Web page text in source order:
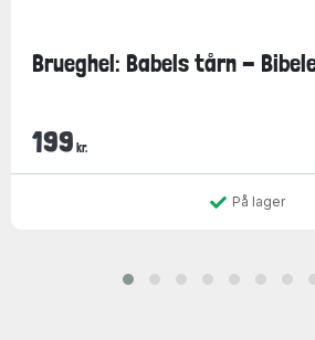
Brueghel: Babels tårn -
199 kr.
På lager